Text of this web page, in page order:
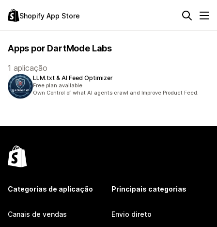
Shopify App Store
Apps por DartMode Labs
1 aplicação
LLM.txt & AI Feed Optimizer
Free plan available
Own Control of what AI agents crawl and Improve Product Feed.
Categorias de aplicação
Canais de vendas
Principais categorias
Envio direto